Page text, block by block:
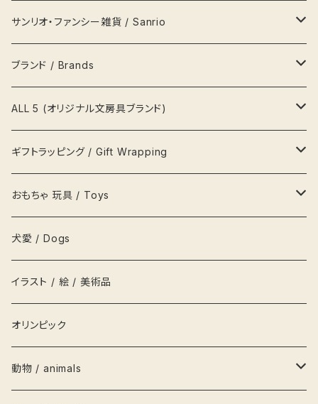
ハンカチ
ポーチ
帽子
風呂敷
キーホルダー
ネクタイ
履物
衣類
マグカップ MagCup
ビールジョッキ BeerMug
湯呑
カップ&ソーサ
鍋
お盆
枡
グラス
茶碗
収納 箪笥 棚
時計
写真立て 額縁
置物
ハンガー
貯金箱
鏡
缶
ペンケース
メモ帳
文鎮
レターセット
リボン
シール
キャップ
栞
サンリオ・ファンシー雑貨 / Sanrio
キティ Kitty
ポムポムプリン pompom prin
ポチャッコ pochaco
ソニープロダクト
ブランド / Brands
プラダ Prada
セリーヌ Celine
ロベルタ Roberta
ALL 5 (オリジナル文房具ブランド)
吉祥用品
吉祥ノート A5
吉祥メモ帳 A5スリム
一等賞ペンケース
ギフトラッピング / Gift Wrapping
OFURUオリジナル包装紙
化粧箱
おもちゃ 玩具 / Toys
パズル
お人形 DOLLS
積み木
かるた
犬愛 / Dogs
イラスト / 絵 / 美術品
オリンピック
動物 / animals